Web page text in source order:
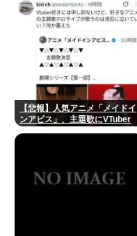
い。お前らがキッズの頃好きだ
ったバンドは何？
【悲報】人気アニメ「メイドイ
ンアビス」、主題歌にVTuber